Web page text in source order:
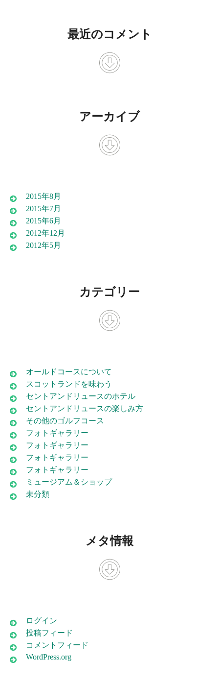
最近のコメント
アーカイブ
2015年8月
2015年7月
2015年6月
2012年12月
2012年5月
カテゴリー
オールドコースについて
スコットランドを味わう
セントアンドリュースのホテル
セントアンドリュースの楽しみ方
その他のゴルフコース
フォトギャラリー
フォトギャラリー
フォトギャラリー
フォトギャラリー
ミュージアム＆ショップ
未分類
メタ情報
ログイン
投稿フィード
コメントフィード
WordPress.org